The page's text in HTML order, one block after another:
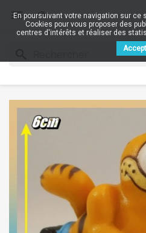

En poursuivant votre navigation sur
Cookies pour vous proposer des
centres d'intérêts et réaliser des